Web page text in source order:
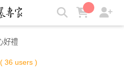
好禮
( 36 users )